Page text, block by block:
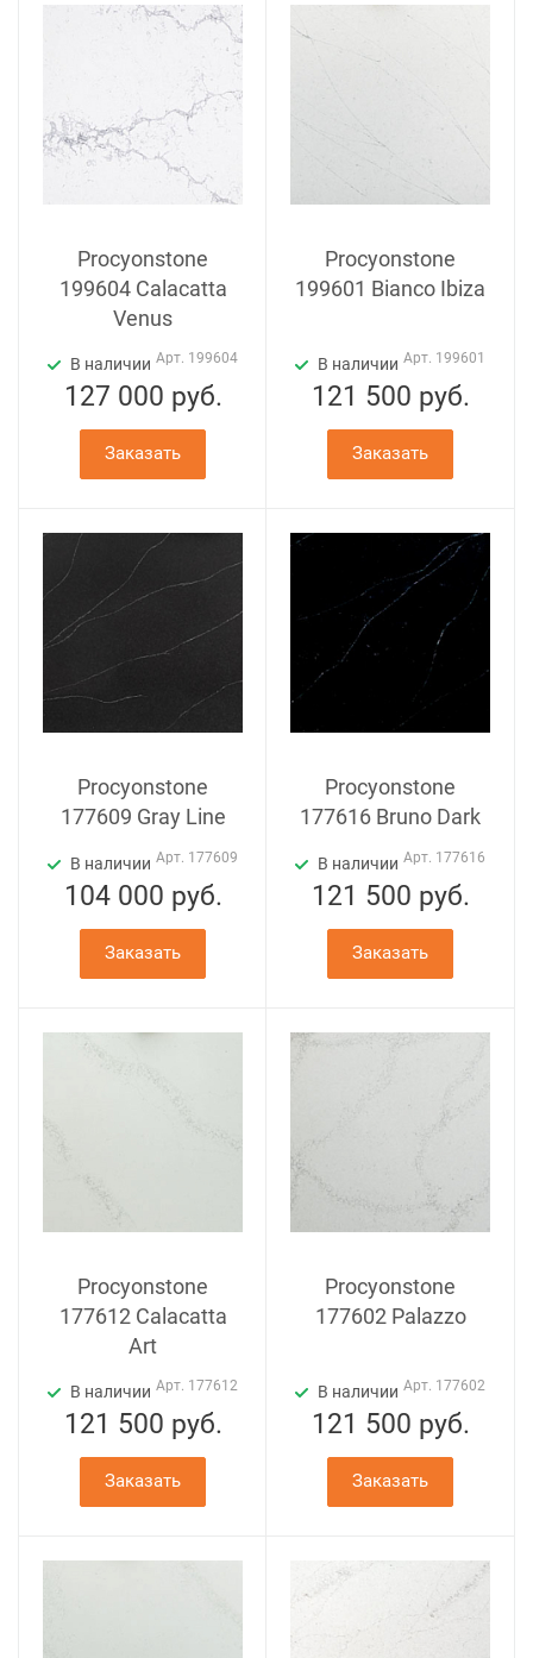
Procyonstone
199604 Calacatta
Venus
В наличии Арт. 199604
127 000 руб.
Заказать
Procyonstone
199601 Bianco Ibiza
В наличии Арт. 199601
121 500 руб.
Заказать
Procyonstone
177609 Gray Line
В наличии Арт. 177609
104 000 руб.
Заказать
Procyonstone
177616 Bruno Dark
В наличии Арт. 177616
121 500 руб.
Заказать
Procyonstone
177612 Calacatta
Art
В наличии Арт. 177612
121 500 руб.
Заказать
Procyonstone
177602 Palazzo
В наличии Арт. 177602
121 500 руб.
Заказать